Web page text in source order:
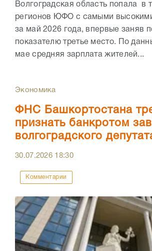
Волгоградская область попала в
регионов ЮФО с самыми
за май 2026 года, впервые заняв
показателю третье место. По
мае средняя зарплата жителей...
Экономика
ФНС Башкортостана
признать банкротом
волгоградского
30.07.2026 18:30
Комментарии